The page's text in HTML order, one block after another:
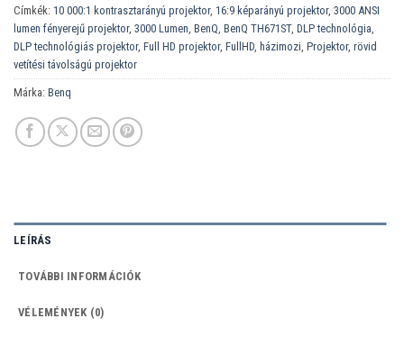
Címkék: 10 000:1 kontrasztarányú projektor, 16:9 képarányú projektor, 3000 ANSI
lumen fényerejű projektor, 3000 Lumen BenQ BenQ TH671ST, DLP technológia
DLP technológiás projektor, Full HD projektor, FullHD házimozi Projektor, rövid
vetítési távolságú projektor
Márka: Benq
LEÍRÁS
TOVÁBBI INFORMÁCIÓK
VÉLEMÉNYEK (0)